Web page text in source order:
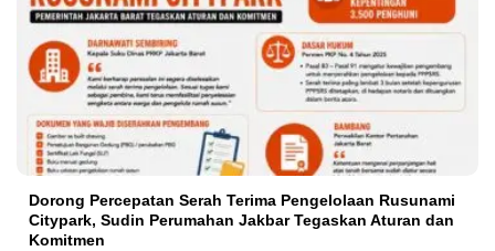
Dorong Percepatan Serah Terima Pengelolaan Rusunami
Citypark, Sudin Perumahan Jakbar Tegaskan Aturan dan
Komitmen